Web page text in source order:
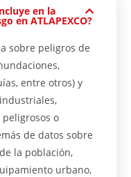
en la
en ATLAPEXCO?
sobre peligros de
entre otros) y
o
de datos sobre
la población,
urbano,